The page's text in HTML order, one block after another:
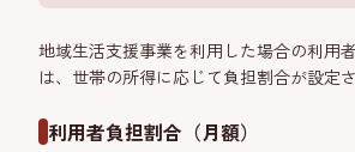
地域生活支援事業を利用した場合の利用
は、世帯の所得に応じて負担割合が設定
利用者負担割合（月額）